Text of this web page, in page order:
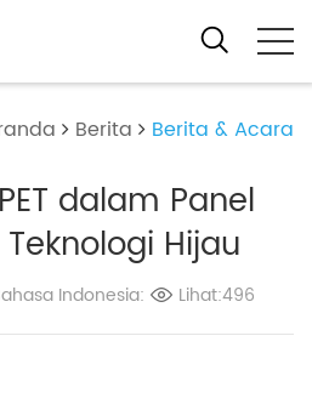
Berita Berita & Acara
dalam Panel
Hijau
Indonesia: Lihat:496